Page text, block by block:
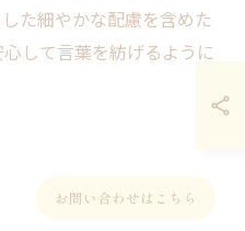
た細やかな配慮を含めた
して言葉を紡げるように
お問い合わせはこちら